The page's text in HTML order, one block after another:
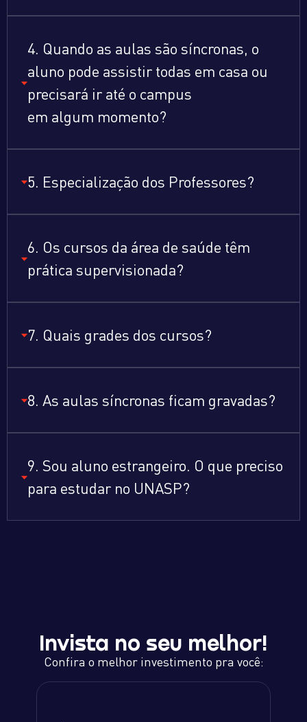
4. Quando as aulas são síncronas, o
aluno pode assistir todas em casa ou
precisará ir até o campus
em algum momento?
5. Especialização dos Professores?
6. Os cursos da área de saúde têm
prática supervisionada?
7. Quais grades dos cursos?
8. As aulas síncronas ficam gravadas?
9. Sou aluno estrangeiro. O que preciso
para estudar no UNASP?
Invista no seu melhor!
Confira o melhor investimento pra você: